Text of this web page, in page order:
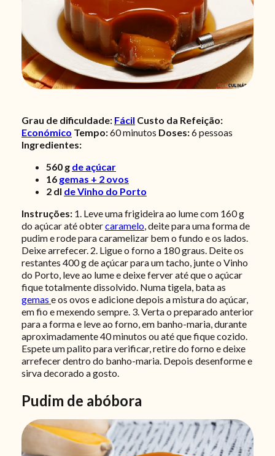
Grau de dificuldade: Fácil Custo da Refeição:
Económico Tempo:60 minutos Doses:6 pessoas
Ingredientes:
560 g de açúcar
16 gemas + 2 ovos
2 dl de Vinho do Porto
Instruções: 1. Leve uma frigideira ao lume com 160 g
do açúcar até obtercaramelo, deite para uma forma de
pudim e rode para caramelizar bem o fundo e os lados.
Deixe arrefecer. 2. Ligue o forno a 180 graus. Deite os
restantes 400 g de açúcar para um tacho, junte o Vinho
do Porto, leve ao lume e deixe ferver até que o açúcar
fique totalmente dissolvido. Numa tigela, bata as
gemas e os ovos e adicione depois a mistura do açúcar,
em fio e mexendo sempre. 3. Verta o preparado anterior
para a forma e leve ao forno, em banho-maria, durante
aproximadamente 40 minutos ou até que fique cozido.
Espete um palito para verificar, retire do forno e deixe
arrefecer dentro do banho-maria. Depois desenforme e
sirva decorado a gosto.
Pudim de abóbora